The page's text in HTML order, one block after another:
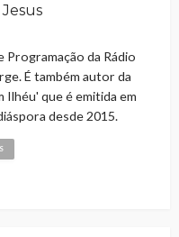
da Rádio
É também autor da
Ilhéu' que é emitida em
desde 2015.